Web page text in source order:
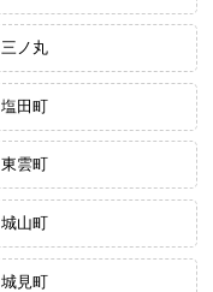
三ノ丸
塩田町
東雲町
城山町
城見町